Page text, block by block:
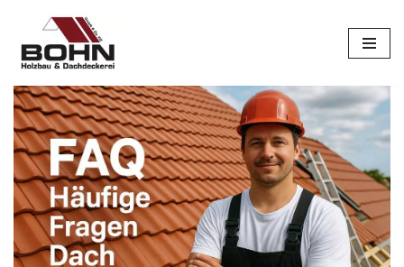
Zum
Inhalt
springen